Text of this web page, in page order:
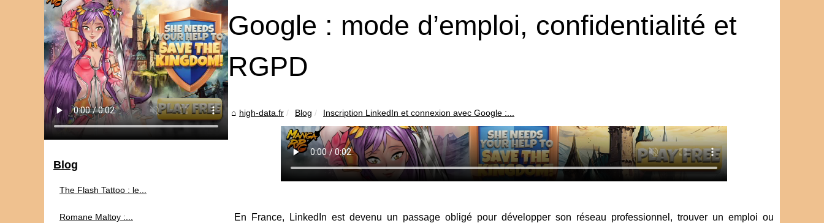
Google : mode d’emploi, confidentialité et
RGPD
high-data.fr Blog Inscription LinkedIn et connexion avec Google :...
En France, LinkedIn est devenu un passage obligé pour développer son réseau professionnel, trouver un emploi ou
Blog
The Flash Tattoo : le...
Romane Maltoy :...